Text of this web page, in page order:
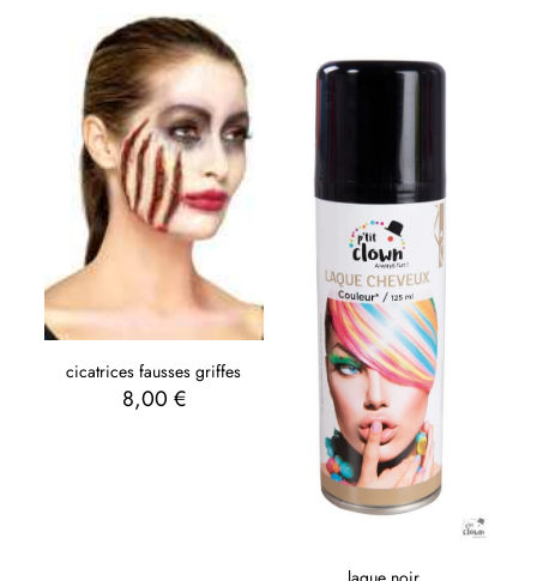
cicatrices fausses griffes
8,00 €